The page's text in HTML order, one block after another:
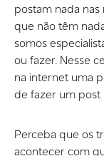
postam nada
que não têm
somos
ou fazer. Nesse
na internet uma
de fazer um post
Perceba que os
acontecer com